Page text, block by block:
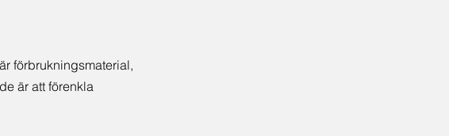
förbrukningsmaterial,
är att förenkla